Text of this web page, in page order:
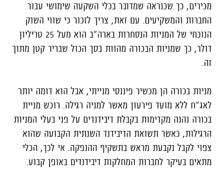
מכירים, כך שכנראה שמדובר בכלי השקעה שימושי עבור
החברות והמשקיעים. עם זאת, צריך לזכור כי שווי השוק
הנוכחי של המניות הנסחרות בארה"ב הוא מעל 25 טריליון
דולר, כך שמניות הבכורה מהוות בסך הכול שבריר קטן מתוך
זה.
מניות בכורה הן מכשיר פיננסי מנייתי, אבל הוא דומה יותר
לאג"ח ללא מועד פירעון מאשר למניה רגילה. רוכש מניית
בכורה נהנה מקדימות בקבלת דיבידנדים על פני בעלי המניות
הרגילות, כאשר תשואת הדיבידנד השנתית הקבועה שהוא
צפוי לקבל נקבעת מראש בתשקיף ההנפקה. אי לכך, הכלי
מתאים בעיקר לחברות המחלקות דיבידנדים באופן קבוע.